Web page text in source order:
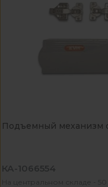
Подъемный механизм
КА-1066554
На центральном складе - 50